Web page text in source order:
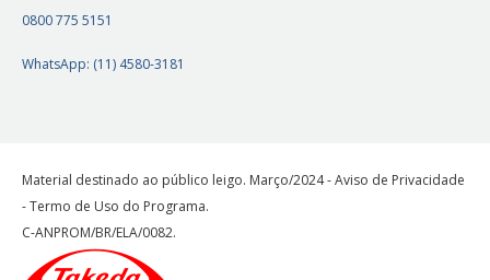
0800 775 5151
WhatsApp: (11) 4580-3181
Material destinado ao público leigo. Março/2024 - Aviso de Privacidade
- Termo de Uso do Programa.
C-ANPROM/BR/ELA/0082.